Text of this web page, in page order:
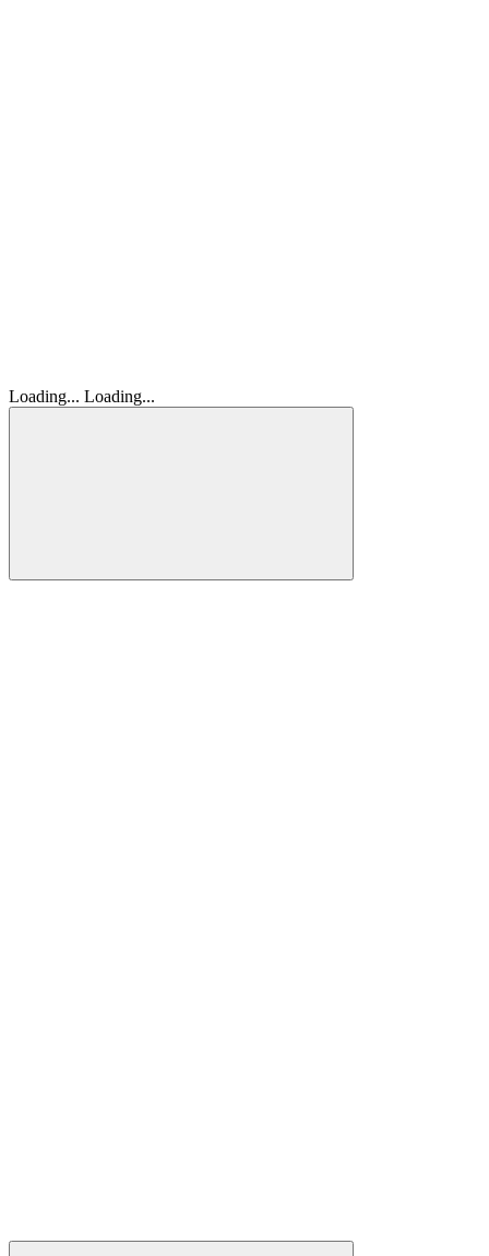
Loading... Loading...